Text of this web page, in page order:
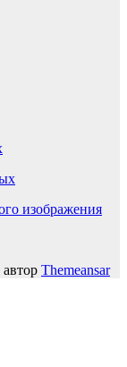
изображения
Themeansar